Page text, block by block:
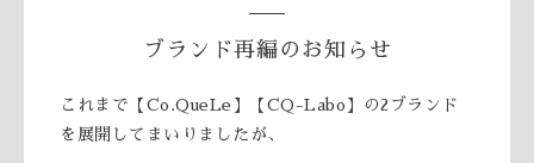
ブランド再編のお知らせ
これまで【Co.QueLe】【CQ-Labo】の2ブランド
を展開してまいりましたが、